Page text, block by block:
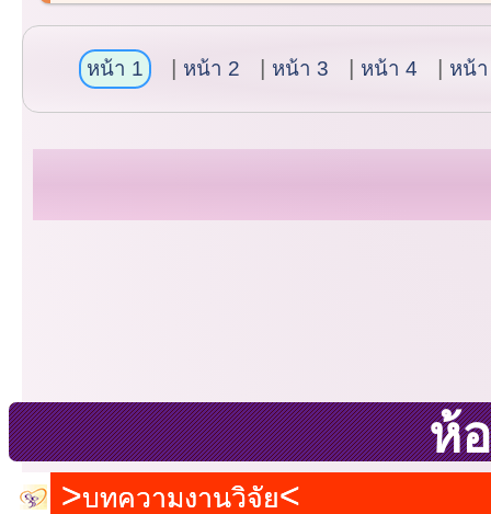
หน้า 1 หน้า 2 หน้า 3 หน้า 4 หน้
ห้
บทความงานวิจัย